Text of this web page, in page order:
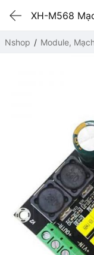
Nshop Module,